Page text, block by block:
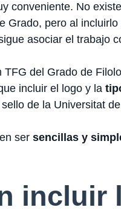
conveniente. No
Grado, pero al incluirlo
asociar el trabajo
del Grado de
incluir el logo y la
de la Universitat
ser sencillas y
incluir